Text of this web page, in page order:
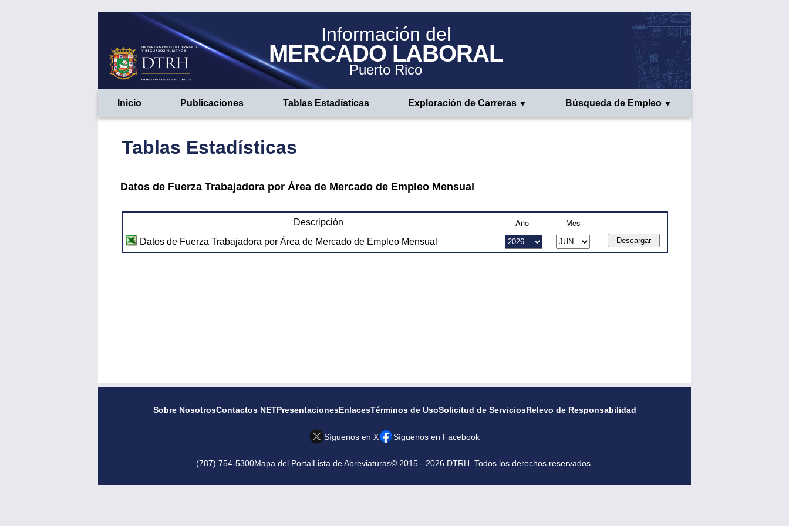
Información del
MERCADO LABORAL
Puerto Rico
Inicio Publicaciones Tablas Estadísticas Exploración de Carreras Búsqueda de Empleo
Tablas Estadísticas
Datos de Fuerza Trabajadora por Área de Mercado de Empleo Mensual
Descripción Año Mes
Datos de Fuerza Trabajadora por Área de Mercado de Empleo Mensual
Sobre NosotrosContactos NETPresentacionesEnlacesTérminos de UsoSolicitud de ServiciosRelevo de Responsabilidad
Síguenos en X Síguenos en Facebook
(787) 754-5300Mapa del PortalLista de Abreviaturas© 2015 - 2026 DTRH. Todos los derechos reservados.